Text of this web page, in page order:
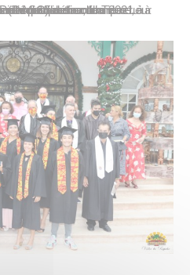
solidaires. Leur remise était organisée ce mardi 15 décembre 2021 à la maison de quartier de Pinai par la…